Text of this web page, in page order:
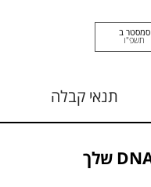
סמסטר ב
תשפ"ו
תנאי קבלה